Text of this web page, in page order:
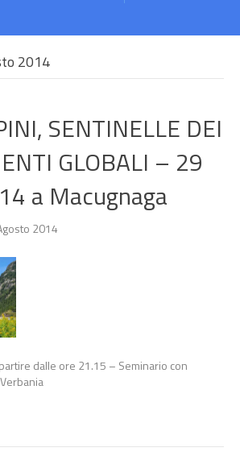
2014
SENTINELLE DEI
GLOBALI – 29
a Macugnaga
2014
dalle ore 21.15 – Seminario con